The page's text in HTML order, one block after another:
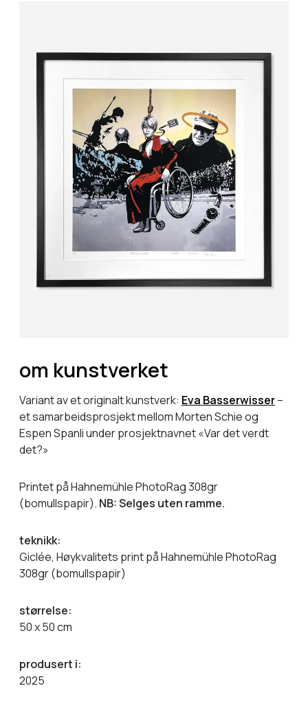
om kunstverket
Variant av et originalt kunstverk: Eva Basserwisser–
et samarbeidsprosjekt mellom Morten Schie og
Espen Spanli under prosjektnavnet «Var det verdt
det?»
Printet på Hahnemühle PhotoRag 308gr
(bomullspapir). NB: Selges uten ramme.
teknikk:
Giclée, Høykvalitets print på Hahnemühle PhotoRag
308gr (bomullspapir)
størrelse:
50 x 50 cm
produsert i:
2025